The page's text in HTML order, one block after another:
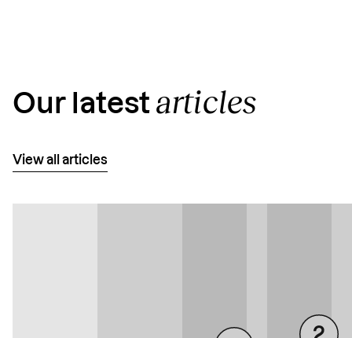
Our latest articles
View all articles